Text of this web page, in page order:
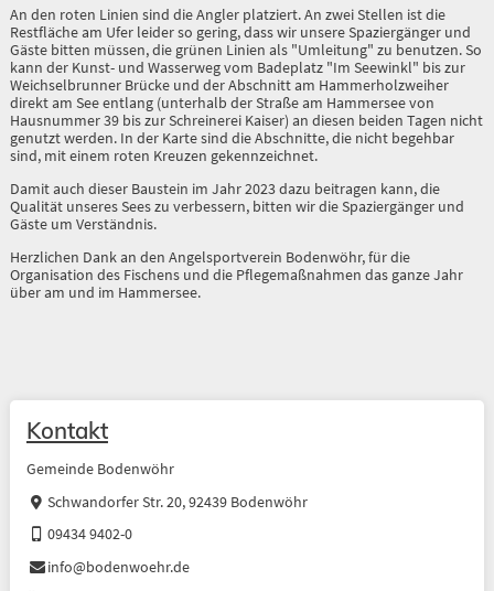
An den roten Linien sind die Angler platziert. An zwei Stellen ist die
Restfläche am Ufer leider so gering, dass wir unsere Spaziergänger und
Gäste bitten müssen, die grünen Linien als "Umleitung" zu benutzen. So
kann der Kunst- und Wasserweg vom Badeplatz "Im Seewinkl" bis zur
Weichselbrunner Brücke und der Abschnitt am Hammerholzweiher
direkt am See entlang (unterhalb der Straße am Hammersee von
Hausnummer 39 bis zur Schreinerei Kaiser) an diesen beiden Tagen nicht
genutzt werden. In der Karte sind die Abschnitte, die nicht begehbar
sind, mit einem roten Kreuzen gekennzeichnet.
Damit auch dieser Baustein im Jahr 2023 dazu beitragen kann, die
Qualität unseres Sees zu verbessern, bitten wir die Spaziergänger und
Gäste um Verständnis.
Herzlichen Dank an den Angelsportverein Bodenwöhr, für die
Organisation des Fischens und die Pflegemaßnahmen das ganze Jahr
über am und im Hammersee.
Kontakt
Gemeinde Bodenwöhr
Schwandorfer Str. 20, 92439 Bodenwöhr
09434 9402-0
info@bodenwoehr.de